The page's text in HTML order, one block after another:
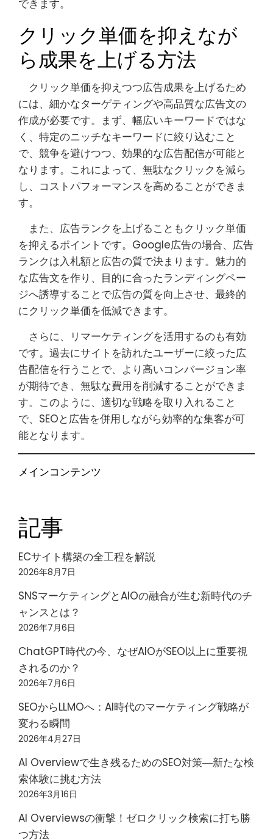
できます。
クリック単価を抑えなが
ら成果を上げる方法
クリック単価を抑えつつ広告成果を上げるため
には、細かなターゲティングや高品質な広告文の
作成が必要です。まず、幅広いキーワードではな
く、特定のニッチなキーワードに絞り込むこと
で、競争を避けつつ、効果的な広告配信が可能と
なります。これによって、無駄なクリックを減ら
し、コストパフォーマンスを高めることができま
す。
また、広告ランクを上げることもクリック単価
を抑えるポイントです。Google広告の場合、広告
ランクは入札額と広告の質で決まります。魅力的
な広告文を作り、目的に合ったランディングペー
ジへ誘導することで広告の質を向上させ、最終的
にクリック単価を低減できます。
さらに、リマーケティングを活用するのも有効
です。過去にサイトを訪れたユーザーに絞った広
告配信を行うことで、より高いコンバージョン率
が期待でき、無駄な費用を削減することができま
す。このように、適切な戦略を取り入れること
で、SEOと広告を併用しながら効率的な集客が可
能となります。
メインコンテンツ
記事
ECサイト構築の全工程を解説
2026年8月7日
SNSマーケティングとAIOの融合が生む新時代のチ
ャンスとは？
2026年7月6日
ChatGPT時代の今、なぜAIOがSEO以上に重要視
されるのか？
2026年7月6日
SEOからLLMOへ：AI時代のマーケティング戦略が
変わる瞬間
2026年4月27日
AI Overviewで生き残るためのSEO対策―新たな検
索体験に挑む方法
2026年3月16日
AI Overviewsの衝撃！ゼロクリック検索に打ち勝
つ方法